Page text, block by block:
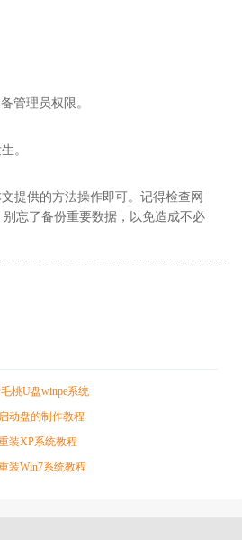
管理员权限。
。
提供的方法操作即可。记得检查网
忘了备份重要数据，以免造成不必
桃U盘winpe系统
动盘的制作教程
装XP系统教程
装Win7系统教程